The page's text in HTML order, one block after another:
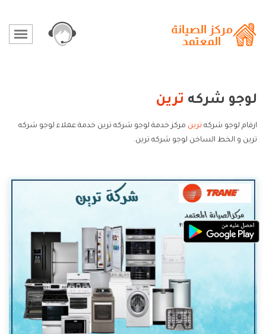
لوجو شركه ترين
ارقام لوجو شركه ترين مركز خدمة لوجو شركه ترين خدمة عملاء لوجو شركه
ترين و الخط الساخن لوجو شركه ترين.